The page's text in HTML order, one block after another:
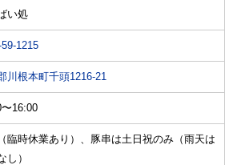
い処
1215
川根本町千頭1216-21
16:00
臨時休業あり）、豚串は土日祝のみ（雨天は
し）